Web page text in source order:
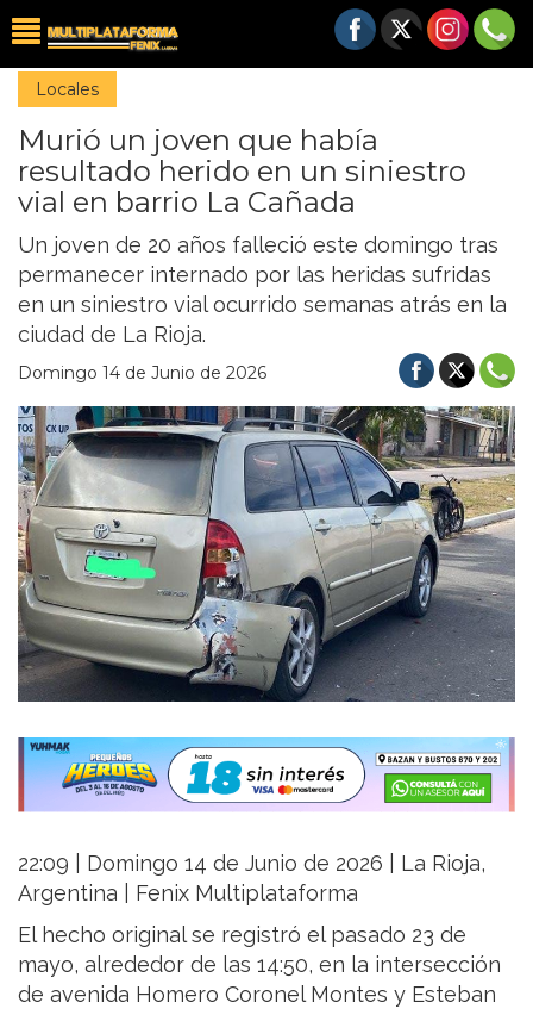
Locales
Murió un joven que había
resultado herido en un siniestro
vial en barrio La Cañada
Un joven de 20 años falleció este domingo tras
permanecer internado por las heridas sufridas
en un siniestro vial ocurrido semanas atrás en la
ciudad de La Rioja.
Domingo 14 de Junio de 2026
22:09 | Domingo 14 de Junio de 2026 | La Rioja,
Argentina | Fenix Multiplataforma
El hecho original se registró el pasado 23 de
mayo, alrededor de las 14:50, en la intersección
de avenida Homero Coronel Montes y Esteban